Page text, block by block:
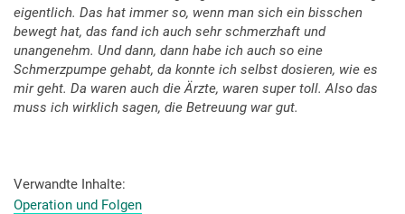
eigentlich. Das hat immer so, wenn man sich ein bisschen
bewegt hat, das fand ich auch sehr schmerzhaft und
unangenehm. Und dann, dann habe ich auch so eine
Schmerzpumpe gehabt, da konnte ich selbst dosieren, wie es
mir geht. Da waren auch die Ärzte, waren super toll. Also das
muss ich wirklich sagen, die Betreuung war gut.
Verwandte Inhalte
Operation und Folgen